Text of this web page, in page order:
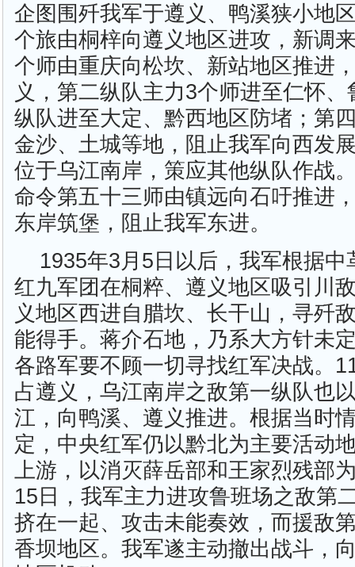
企图围歼我军于遵义、鸭溪狭小地
个旅由桐梓向遵义地区进攻，新调
个师由重庆向松坎、新站地区推进
义，第二纵队主力3个师进至仁怀
纵队进至大定、黔西地区防堵；第
金沙、土城等地，阻止我军向西发
位于乌江南岸，策应其他纵队作战
命令第五十三师由镇远向石吁推进
东岸筑堡，阻止我军东进。
1935年3月5日以后，我军根据
红九军团在桐粹、遵义地区吸引川
义地区西进自腊坎、长干山，寻歼
能得手。蒋介石地，乃系大方针未
各路军要不顾一切寻找红军决战。
占遵义，乌江南岸之敌第一纵队也
江，向鸭溪、遵义推进。根据当时
定，中央红军仍以黔北为主要活动
上游，以消灭薛岳部和王家烈残部
15日，我军主力进攻鲁班场之敌第
挤在一起、攻击未能奏效，而援敌
香坝地区。我军遂主动撤出战斗，